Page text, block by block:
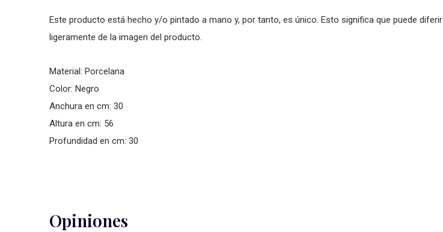
Este producto está hecho y/o pintado a mano y, por tanto, es único. Esto significa que puede diferir
ligeramente de la imagen del producto.
Material: Porcelana
Color: Negro
Anchura en cm: 30
Altura en cm: 56
Profundidad en cm: 30
Opiniones